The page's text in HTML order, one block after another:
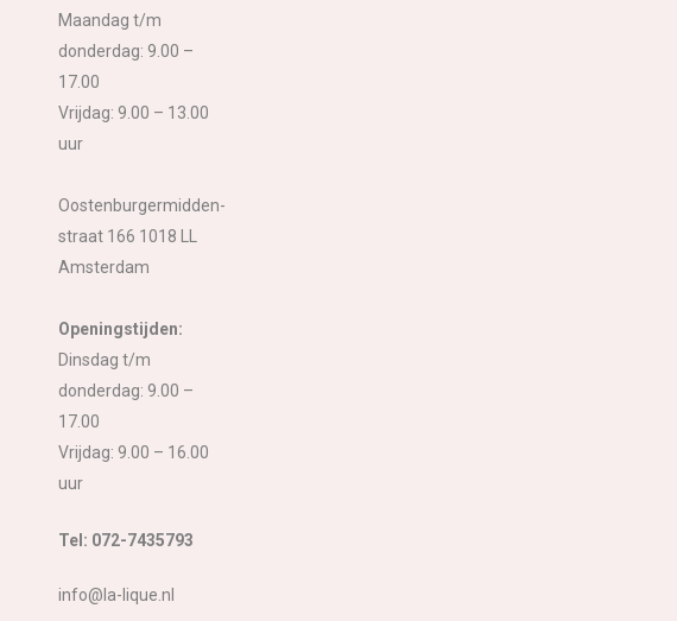
Maandag t/m
donderdag: 9.00 –
17.00
Vrijdag: 9.00 – 13.00
uur
Oostenburgermidden-
straat 166 1018 LL
Amsterdam
Openingstijden:
Dinsdag t/m
donderdag: 9.00 –
17.00
Vrijdag: 9.00 – 16.00
uur
Tel: 072-7435793
info@la-lique.nl